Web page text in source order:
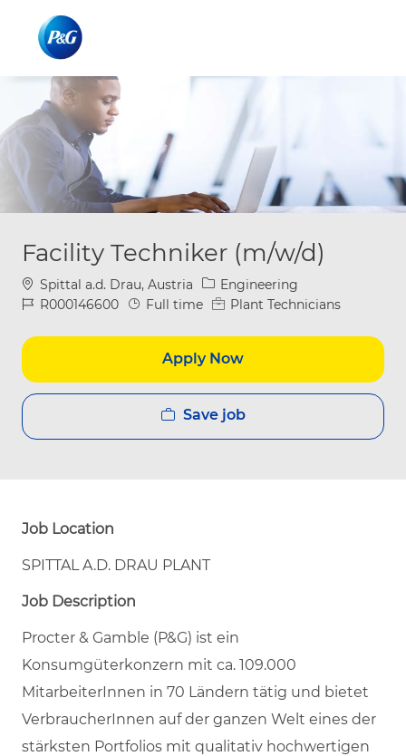
Facility Techniker (m/w/d)
Location
Spittal a.d. Drau, Austria Category
Engineering
Job IdR000146600 Job Type
Full time Plant Technicians
Apply Now
Save job
Job Location
SPITTAL A.D. DRAU PLANT
Job Description
Procter & Gamble (P&G) ist ein
Konsumgüterkonzern mit ca. 109.000
MitarbeiterInnen in 70 Ländern tätig und bietet
VerbraucherInnen auf der ganzen Welt eines der
stärksten Portfolios mit qualitativ hochwertigen